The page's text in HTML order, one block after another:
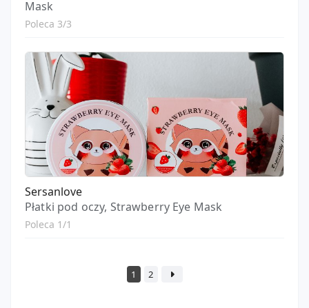
Mask
Poleca 3/3
Sersanlove
Płatki pod oczy, Strawberry Eye Mask
Poleca 1/1
1 2